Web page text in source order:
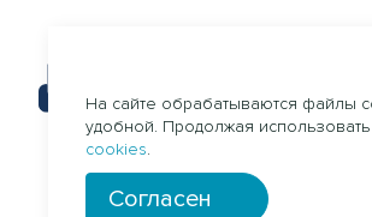
На сайте обрабатываются файлы
удобной. Продолжая использовать
cookies.
Согласен